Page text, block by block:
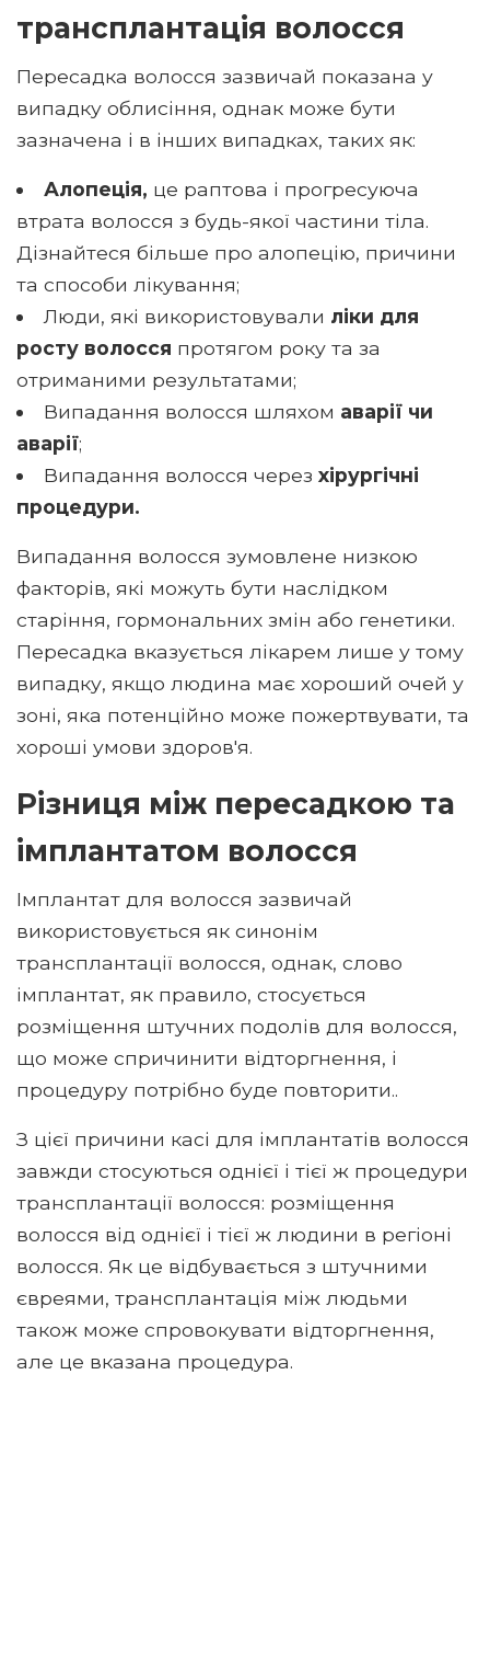
трансплантація волосся
Пересадка волосся зазвичай показана у
випадку облисіння, однак може бути
зазначена і в інших випадках, таких як:
Алопеція, це раптова і прогресуюча
втрата волосся з будь-якої частини тіла.
Дізнайтеся більше про алопецію, причини
та способи лікування;
Люди, які використовували ліки для
росту волосся протягом року та за
отриманими результатами;
Випадання волосся шляхом аварії чи
аварії;
Випадання волосся через хірургічні
процедури.
Випадання волосся зумовлене низкою
факторів, які можуть бути наслідком
старіння, гормональних змін або генетики.
Пересадка вказується лікарем лише у тому
випадку, якщо людина має хороший очей у
зоні, яка потенційно може пожертвувати, та
хороші умови здоров'я.
Різниця між пересадкою та
імплантатом волосся
Імплантат для волосся зазвичай
використовується як синонім
трансплантації волосся, однак, слово
імплантат, як правило, стосується
розміщення штучних подолів для волосся,
що може спричинити відторгнення, і
процедуру потрібно буде повторити..
З цієї причини касі для імплантатів волосся
завжди стосуються однієї і тієї ж процедури
трансплантації волосся: розміщення
волосся від однієї і тієї ж людини в регіоні
волосся. Як це відбувається з штучними
євреями, трансплантація між людьми
також може спровокувати відторгнення,
але це вказана процедура.